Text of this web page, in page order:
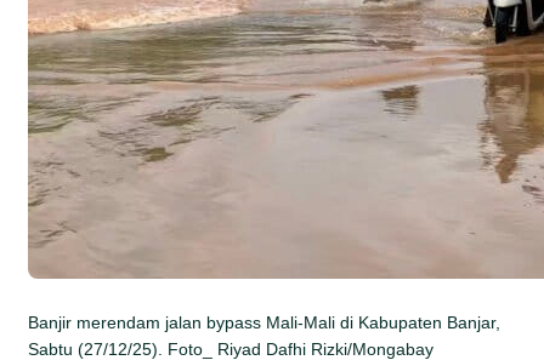
Banjir merendam jalan bypass Mali-Mali di Kabupaten Banjar,
Sabtu (27/12/25). Foto_ Riyad Dafhi Rizki/Mongabay